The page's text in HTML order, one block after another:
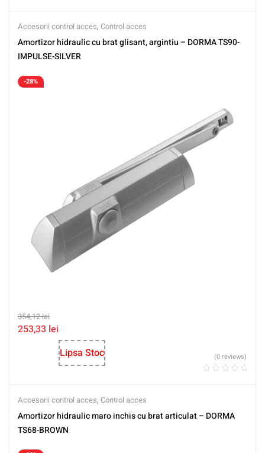
Accesorii control acces, Control acces
Amortizor hidraulic cu brat glisant, argintiu – DORMA TS90-
IMPULSE-SILVER
-28%
354,12lei
253,33 lei
Lipsa Stoc
(0 reviews)
Accesorii control acces, Control acces
Amortizor hidraulic maro inchis cu brat articulat – DORMA
TS68-BROWN